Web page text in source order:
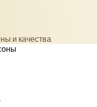
и качества